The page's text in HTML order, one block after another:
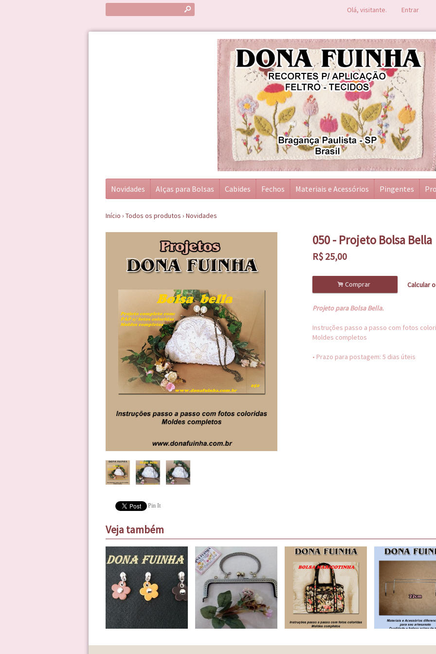
s Olá, visitante. Entrar
Novidades Alças para Bolsas Cabides Fechos Materiais e Acessórios Pingentes
Início › Todos os produtos › Novidades
Pin It
050 - Projeto Bolsa Bella
R$ 25,00
. Comprar Calcular
Projeto para Bolsa Bella.
Instruções passo a passo com fotos
Moldes completos
• Prazo para postagem: 5 dias úteis
Veja também